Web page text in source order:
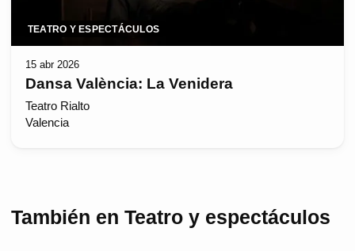
TEATRO Y ESPECTÁCULOS
15 abr 2026
Dansa València: La Venidera
Teatro Rialto
Valencia
También en Teatro y espectáculos